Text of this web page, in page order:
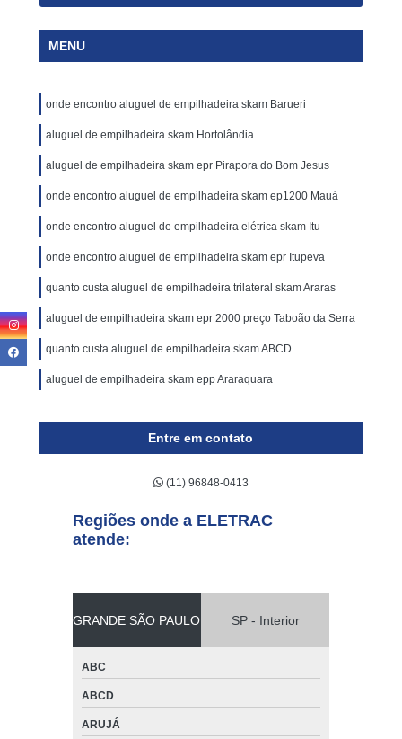
MENU
onde encontro aluguel de empilhadeira skam Barueri
aluguel de empilhadeira skam Hortolândia
aluguel de empilhadeira skam epr Pirapora do Bom Jesus
onde encontro aluguel de empilhadeira skam ep1200 Mauá
onde encontro aluguel de empilhadeira elétrica skam Itu
onde encontro aluguel de empilhadeira skam epr Itupeva
quanto custa aluguel de empilhadeira trilateral skam Araras
aluguel de empilhadeira skam epr 2000 preço Taboão da Serra
quanto custa aluguel de empilhadeira skam ABCD
aluguel de empilhadeira skam epp Araraquara
Entre em contato
(11) 96848-0413
Regiões onde a ELETRAC
atende:
GRANDE SÃO PAULO SP - Interior
ABC
ABCD
ARUJÁ